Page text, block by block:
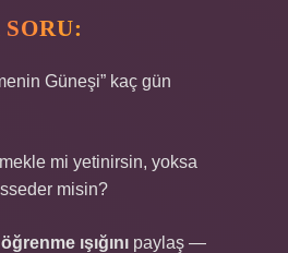
Güneşi” kaç gün
mi yetinirsin, yoksa
misin?
öğrenme ışığını paylaş —